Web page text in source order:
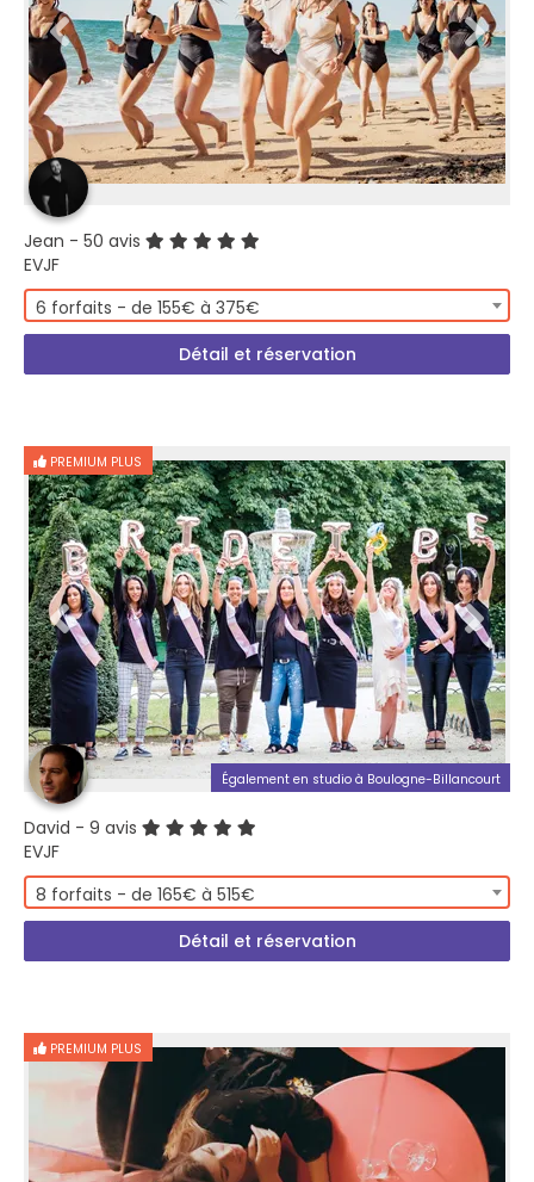
Jean - 50 avis
EVJF
6 forfaits - de 155€ à 375€
Détail et réservation
PREMIUM PLUS
Également en studio à Boulogne-Billancourt
David - 9 avis
EVJF
8 forfaits - de 165€ à 515€
Détail et réservation
PREMIUM PLUS